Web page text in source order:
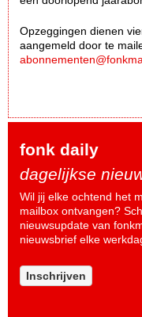
Opzeggingen dienen
aangemeld door te
fonk daily
dagelijkse
Wil jij elke ochtend het
mailbox ontvangen?
nieuwsupdate van
nieuwsbrief elke
Inschrijven